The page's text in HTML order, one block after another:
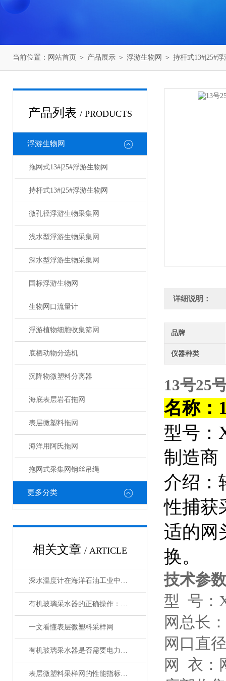
当前位置： 网站首页 ＞ 产品展示 ＞ 浮游生物网 ＞ 持杆式13#|25#
产品列表 / PRODUCTS
浮游生物网
拖网式13#|25#浮游生物网
持杆式13#|25#浮游生物网
微孔径浮游生物采集网
浅水型浮游生物采集网
深水型浮游生物采集网
国标浮游生物网
生物网口流量计
浮游植物细胞收集筛网
底栖动物分选机
沉降物微塑料分离器
海底表层岩石拖网
表层微塑料拖网
海洋用阿氏拖网
拖网式采集网钢丝吊绳
更多分类
相关文章 / ARTICLE
深水温度计在海洋石油工业中的应用与维护
有机玻璃采水器的正确操作：从系绳标记到出水注水全程详解
一文看懂表层微塑料采样网
有机玻璃采水器是否需要电力或外部能源？
表层微塑料采样网的性能指标与检测方法
详细说明：
品牌
仪器种类
13号25
名称：
型号：
制造商
介绍：
性捕获
适的网
换。
技术参
型 号：
网总长
网口直
网 衣：